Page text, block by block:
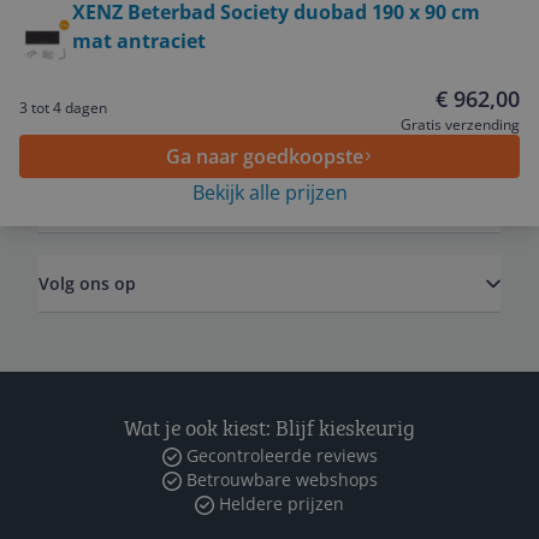
XENZ Beterbad Society duobad 190 x 90 cm
mat antraciet
3 tot 4 dagen € 962,00
Gratis verzending
Ga naar goedkoopste
Bekijk alle prijzen
Service
Algemeen
Volg ons op
Wat je ook kiest: Blijf kieskeurig
Gecontroleerde reviews
Betrouwbare webshops
Heldere prijzen